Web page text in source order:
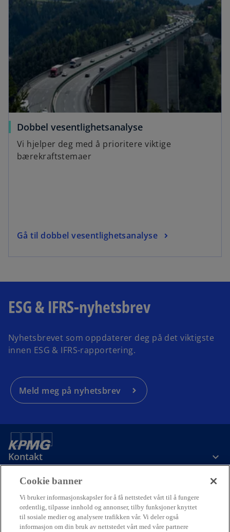
Dobbel vesentlighetsanalyse
Vi hjelper deg med å prioritere viktige
bærekraftstemaer
Gå til dobbel vesentlighetsanalyse
ESG & IFRS-nyhetsbrev
Nyhetsbrevet som oppdaterer deg på det viktigste
innen ESG & IFRS-rapportering.
Meld meg på nyhetsbrev
Kontakt
Karriere
Cookie banner
Vi bruker informasjonskapsler for å få nettstedet vårt til å fungere
ordentlig, tilpasse innhold og annonser, tilby funksjoner knyttet
til sosiale medier og analysere trafikken vår. Vi deler også
informasjon om din bruk av nettstedet vårt med våre partnere